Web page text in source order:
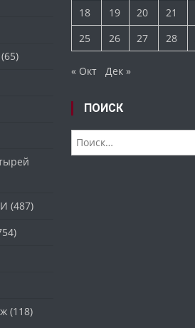
(487)
(118)
18
19 20 21
25
26 27 28
« Окт Дек »
ПОИСК